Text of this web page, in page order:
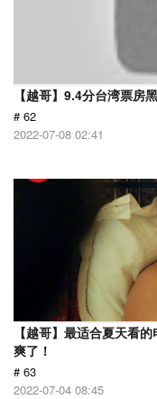
【越哥】9.4分台湾票房
# 62
2022-07-08 02:41
【越哥】最适合夏天看
爽了！
# 63
2022-07-04 08:45